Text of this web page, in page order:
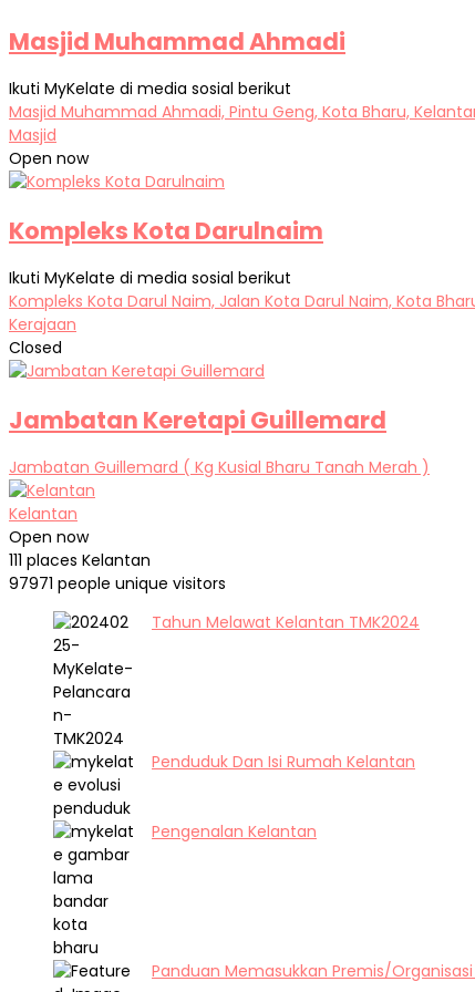
Masjid Muhammad Ahmadi
Ikuti MyKelate di media sosial berikut
Masjid Muhammad Ahmadi, Pintu Geng, Kota Bharu,
Masjid
Open now
Kompleks Kota Darulnaim
Ikuti MyKelate di media sosial berikut
Kompleks Kota Darul Naim, Jalan Kota Darul Naim, Kota
Kerajaan
Closed
Jambatan Keretapi Guillemard
Jambatan Guillemard ( Kg Kusial Bharu Tanah Merah )
Kelantan
Open now
111 places Kelantan
97971 people unique visitors
Tahun Melawat Kelantan TMK2024
Penduduk Dan Isi Rumah Kelantan
Pengenalan Kelantan
Panduan Memasukkan Premis/